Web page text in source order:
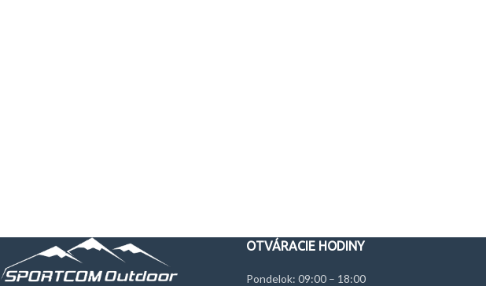
OTVÁRACIE HODINY
Pondelok: 09:00 – 18:00